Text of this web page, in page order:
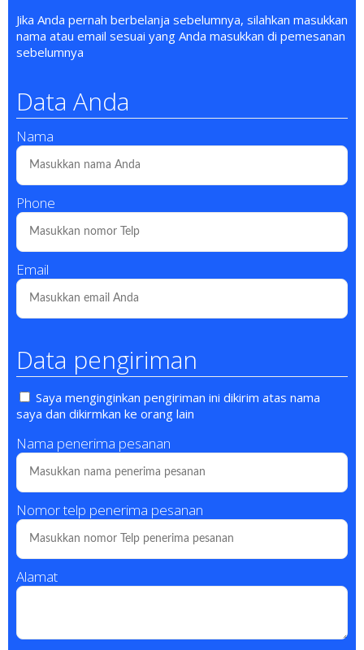
Jika Anda pernah berbelanja sebelumnya, silahkan masukkan
nama atau email sesuai yang Anda masukkan di pemesanan
sebelumnya
Data Anda
Nama
Phone
Email
Data pengiriman
Saya menginginkan pengiriman ini dikirim atas nama
saya dan dikirmkan ke orang lain
Nama penerima pesanan
Nomor telp penerima pesanan
Alamat